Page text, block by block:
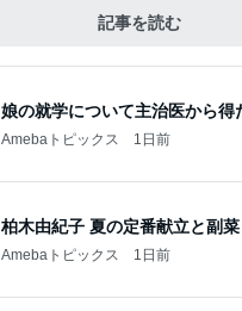
記事を読む
娘の就学について主治医から得
Amebaトピックス 1日前
柏木由紀子 夏の定番献立と副菜
Amebaトピックス 1日前